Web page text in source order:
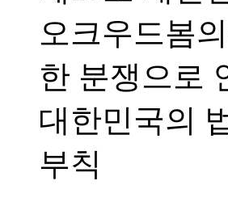
오크우드봄
한 분쟁으로
대한민국의
부칙